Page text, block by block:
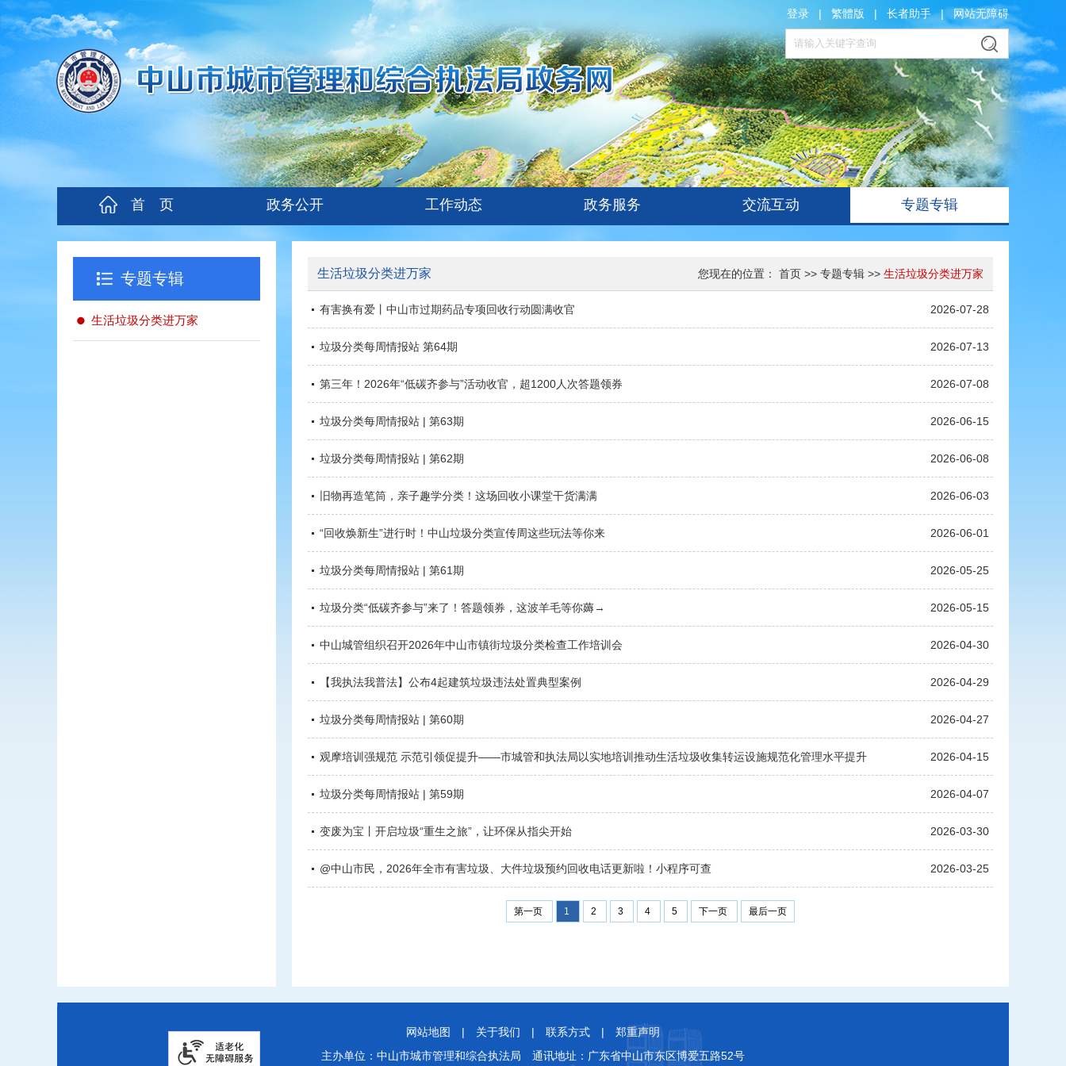
登录 | 繁體版 | 长者助手 | 网站无障碍
首 页 政务公开 工作动态 政务服务 交流互动 专题专辑
专题专辑
生活垃圾分类进万家
生活垃圾分类进万家 您现在的位置： 首页 >> 专题专辑 >> 生活垃圾分类进万家
2026-07-28
有害换有爱丨中山市过期药品专项回收行动圆满收官
2026-07-13
垃圾分类每周情报站 第64期
2026-07-08
第三年！2026年“低碳齐参与”活动收官，超1200人次答题领券
2026-06-15
垃圾分类每周情报站 | 第63期
2026-06-08
垃圾分类每周情报站 | 第62期
2026-06-03
旧物再造笔筒，亲子趣学分类！这场回收小课堂干货满满
2026-06-01
“回收焕新生”进行时！中山垃圾分类宣传周这些玩法等你来
2026-05-25
垃圾分类每周情报站 | 第61期
2026-05-15
垃圾分类“低碳齐参与”来了！答题领券，这波羊毛等你薅→
2026-04-30
中山城管组织召开2026年中山市镇街垃圾分类检查工作培训会
2026-04-29
【我执法我普法】公布4起建筑垃圾违法处置典型案例
2026-04-27
垃圾分类每周情报站 | 第60期
2026-04-15
观摩培训强规范 示范引领促提升——市城管和执法局以实地培训推动生活垃圾收集转运设施规范化管理水平提升
2026-04-07
垃圾分类每周情报站 | 第59期
2026-03-30
变废为宝丨开启垃圾“重生之旅”，让环保从指尖开始
2026-03-25
@中山市民，2026年全市有害垃圾、大件垃圾预约回收电话更新啦！小程序可查
第一页 1 2 3 4 5 下一页 最后一页
网站地图 | 关于我们 | 联系方式 | 郑重声明
主办单位：中山市城市管理和综合执法局
通讯地址：广东省中山市东区博爱五路52号